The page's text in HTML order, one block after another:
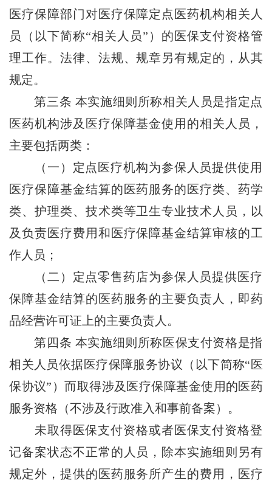
医疗保障部门对医疗保障定点医药机构相关人
员（以下简称“相关人员”）的医保支付资格管
理工作。法律、法规、规章另有规定的，从其
规定。
第三条 本实施细则所称相关人员是指定点
医药机构涉及医疗保障基金使用的相关人员，
主要包括两类：
（一）定点医疗机构为参保人员提供使用
医疗保障基金结算的医药服务的医疗类、药学
类、护理类、技术类等卫生专业技术人员，以
及负责医疗费用和医疗保障基金结算审核的工
作人员；
（二）定点零售药店为参保人员提供医疗
保障基金结算的医药服务的主要负责人，即药
品经营许可证上的主要负责人。
第四条 本实施细则所称医保支付资格是指
相关人员依据医疗保障服务协议（以下简称“医
保协议”）而取得涉及医疗保障基金使用的医药
服务资格（不涉及行政准入和事前备案）。
未取得医保支付资格或者医保支付资格登
记备案状态不正常的人员，除本实施细则另有
规定外，提供的医药服务所产生的费用，医疗